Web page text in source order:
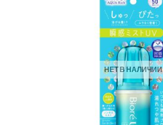
НЕТ В НАЛИЧИИ